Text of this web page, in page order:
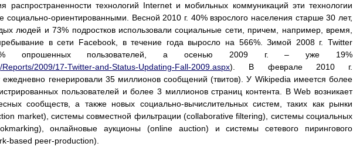
распространенности технологий Internet и мобильных коммуникаций эти технологии
социально-ориентированными. Весной 2010 г. 40% взрослого населения старше 30 лет,
людей и 73% подростков использовали социальные сети, причем, например, время,
в сети Facebook, в течение года выросло на 566%. Зимой 2008 г. Twitter
11% опрошенных пользователей, а осенью 2009 г. – уже 19%
2009/17-Twitter-and-Status-Updating-Fall-2009.aspx). В феврале 2010 г.
ежедневно генерировали 35 миллионов сообщений (твитов). У Wikipedia имеется более
пользователей и более 3 миллионов страниц контента. В Web возникает
сообществ, а также новых социально-вычислительных систем, таких как рынки
market), системы совместной фильтрации (collaborative filtering), системы социальных
онлайновые аукционы (online auction) и системы сетевого пирингового
based peer-production).